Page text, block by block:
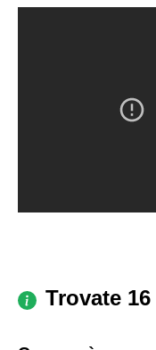
Trovate